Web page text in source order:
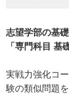
志望学部の基
「専門科目 基
実戦力強化コ
験の類似問題